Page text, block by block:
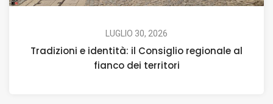
LUGLIO 30, 2026
Tradizioni e identità: il Consiglio regionale al
fianco dei territori